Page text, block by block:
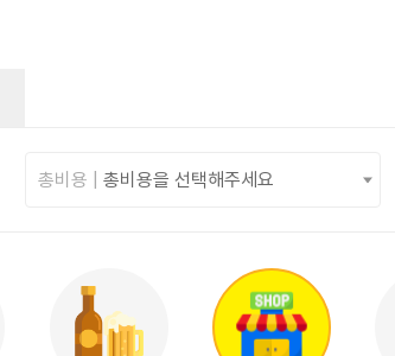
총비용 | 총비용을 선택해주세요